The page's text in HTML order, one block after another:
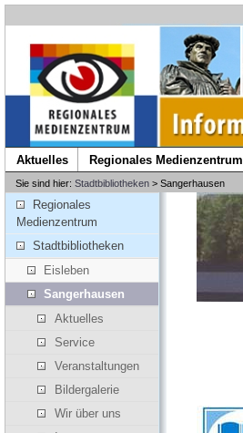
Aktuelles Regionales Medienzentrum
Sie sind hier: Stadtbibliotheken> Sangerhausen
Regionales
Medienzentrum
Stadtbibliotheken
Eisleben
Sangerhausen
Aktuelles
Service
Veranstaltungen
Bildergalerie
Wir über uns